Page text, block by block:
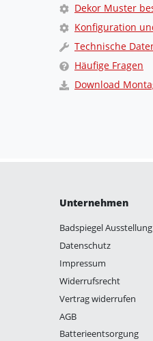
Dekor Muster
Konfiguration
Technische
Häufige Fragen
Download
Unternehmen
Badspiegel Ausstellung
Datenschutz
Impressum
Widerrufsrecht
Vertrag widerrufen
AGB
Batterieentsorgung